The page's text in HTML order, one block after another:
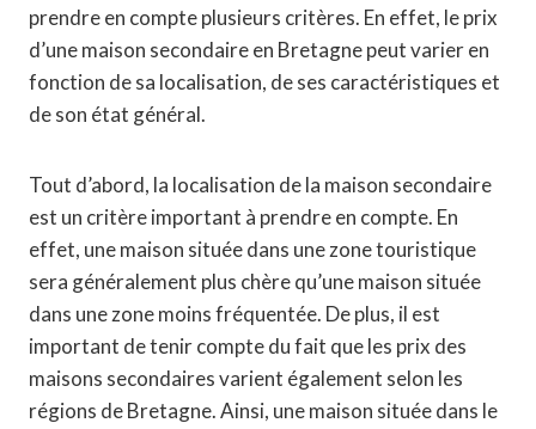
prendre en compte plusieurs critères. En effet, le prix
d’une maison secondaire en Bretagne peut varier en
fonction de sa localisation, de ses caractéristiques et
de son état général.
Tout d’abord, la localisation de la maison secondaire
est un critère important à prendre en compte. En
effet, une maison située dans une zone touristique
sera généralement plus chère qu’une maison située
dans une zone moins fréquentée. De plus, il est
important de tenir compte du fait que les prix des
maisons secondaires varient également selon les
régions de Bretagne. Ainsi, une maison située dans le